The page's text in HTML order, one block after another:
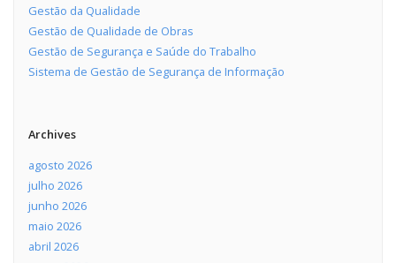
Gestão da Qualidade
Gestão de Qualidade de Obras
Gestão de Segurança e Saúde do Trabalho
Sistema de Gestão de Segurança de Informação
Archives
agosto 2026
julho 2026
junho 2026
maio 2026
abril 2026